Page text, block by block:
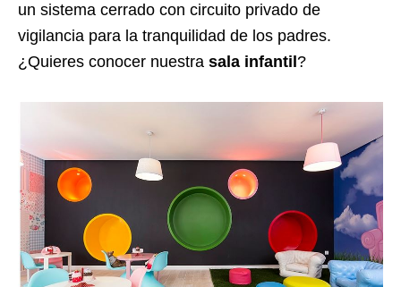
un sistema cerrado con circuito privado de
vigilancia para la tranquilidad de los padres.
¿Quieres conocer nuestra sala infantil ?